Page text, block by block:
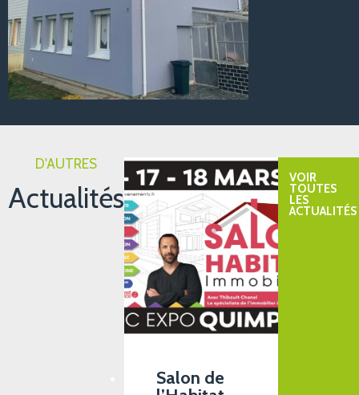
D'AUTRES
Actualités
Salon de
VOIR
TOUTES
LES
ACTUALITÉS